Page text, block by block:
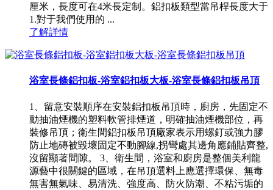
厘米，長度可在4米長定制。鋁扣板類型當吊桿長度大于
1.對于我們使用的 ...
了解詳情
浴室長條鋁扣板-浴室鋁扣板大板-浴室長條鋁扣板吊頂
1、留意安裝順序在安裝鋁扣板吊頂時，廚房，先固定不
動抽油煙機的塑料軟管排煙道，明確抽油煙機部位，再
裝修吊頂；衛生間鋁扣板吊頂廠家表示用螺釘或強力膠
防止地磚被毀壞固定不動腳線,拐彎處其邊角應鋪貼齊整,
沒留顯著間隙。 3、衛生間，浴室和廚房是整個美利龍
源藝中很關鍵的區域，在吊頂選料上應選擇環保、無毒
無害無氣味、易清洗、強度高、防火防潮、不粘污垢的